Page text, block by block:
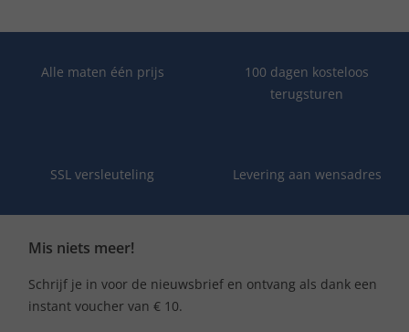
Alle maten één prijs
100 dagen kosteloos
terugsturen
SSL versleuteling Levering aan wensadres
Mis niets meer!
Schrijf je in voor de nieuwsbrief en ontvang als dank een
instant voucher van € 10.